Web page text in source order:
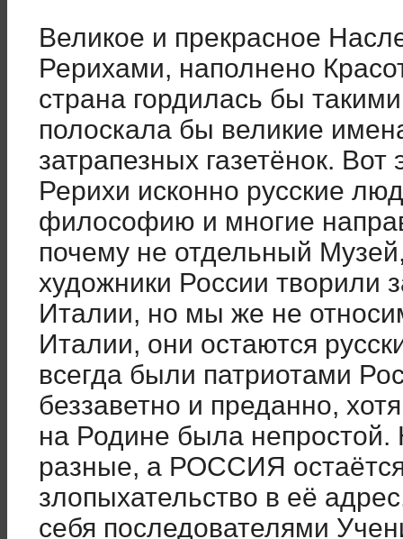
Великое и прекрасное
Рерихами, наполнено
страна гордилась бы
полоскала бы великие
затрапезных газетёнок. Вот
Рерихи исконно русские
философию и многие
почему не отдельный
художники России творили
Италии, но мы же не
Италии, они остаются
всегда были патриотами
беззаветно и преданно,
на Родине была
разные, а РОССИЯ
злопыхательство в её
себя последователями